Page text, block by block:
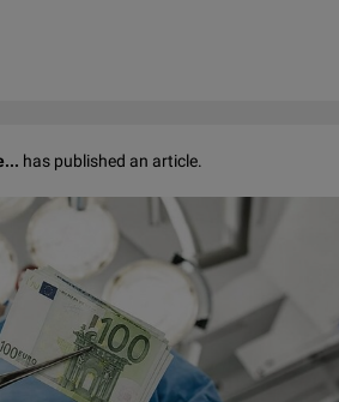
has published an article.